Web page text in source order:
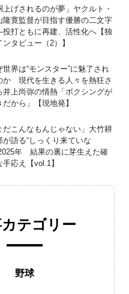
上げされるのが夢」ヤクルト・
隆寛監督が目指す優勝の二文字
打ともに再建、活性化へ【独
ンタビュー（2）】
世界は“モンスター”に魅了され
か 現代を生きる人々を熱狂さ
井上尚弥の情熱「ボクシングが
だから」【現地発】
だこんなもんじゃない」大竹耕
が語る“しっくり来ていな
年 結果の裏に芽生えた確
手応え【vol.1】
テゴリー
野球